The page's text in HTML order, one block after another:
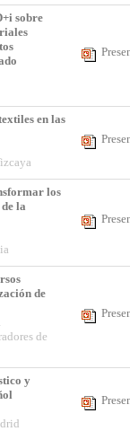
sobre
en las
los
la
de
de
y